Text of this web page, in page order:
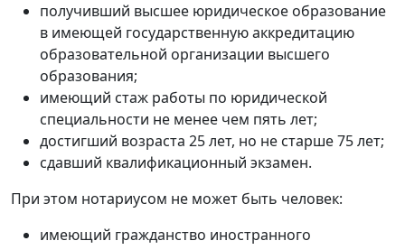
получивший высшее юридическое образование
в имеющей государственную аккредитацию
образовательной организации высшего
образования;
имеющий стаж работы по юридической
специальности не менее чем пять лет;
достигший возраста 25 лет, но не старше 75 лет;
сдавший квалификационный экзамен.
При этом нотариусом не может быть человек:
имеющий гражданство иностранного